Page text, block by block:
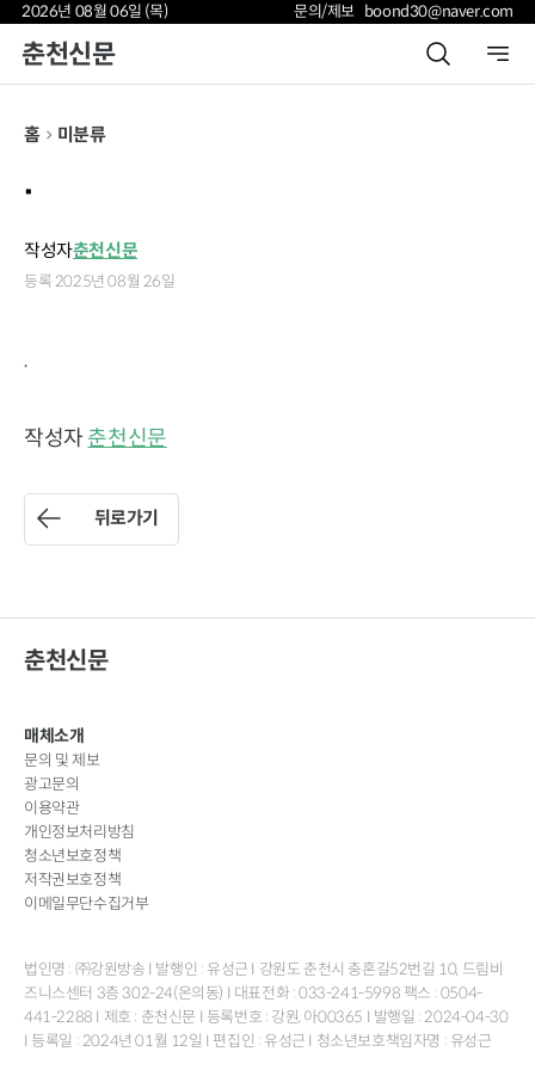
2026년 08월 06일 (목) 문의/제보 boond30@naver.com
춘천신문
홈 미분류
.
작성자춘천신문
등록 2025년 08월 26일
.
작성자 춘천신문
뒤로가기
춘천신문
매체소개
문의 및 제보
광고문의
이용약관
개인정보처리방침
청소년보호정책
저작권보호정책
이메일무단수집거부
법인명 : ㈜강원방송 I 발행인 : 유성근 I 강원도 춘천시 충혼길52번길 10, 드림비
즈니스센터 3층 302-24(온의동) I 대표전화 : 033-241-5998 팩스 : 0504-
441-2288 I 제호 : 춘천신문 I 등록번호 : 강원, 아00365 I 발행일 : 2024-04-30
I 등록일 : 2024년 01월 12일 I 편집인 : 유성근 I 청소년보호책임자명 : 유성근